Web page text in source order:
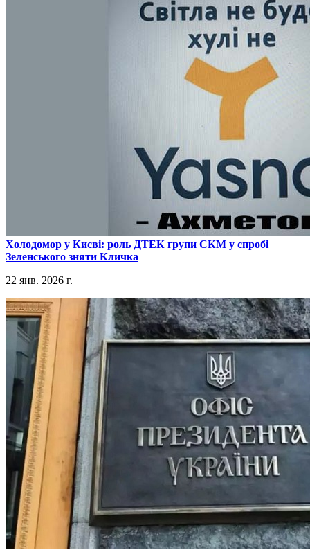
​Холодомор у Києві: роль ДТЕК групи СКМ у спробі
Зеленського зняти Кличка
22 янв. 2026 г.